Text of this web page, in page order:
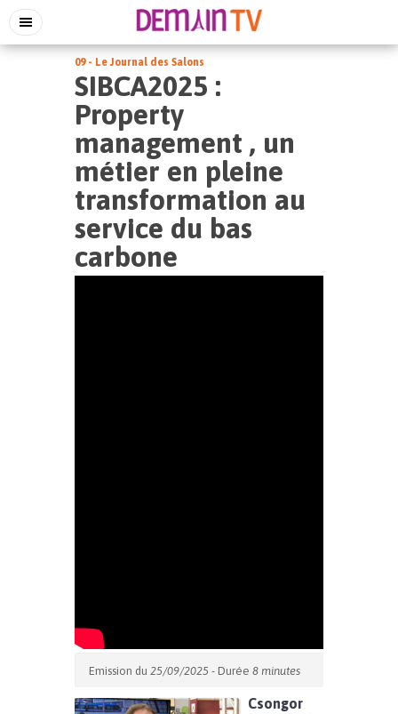
09 - Le Journal des Salons
SIBCA2025 :
Property
management , un
métier en pleine
transformation au
service du bas
carbone
Emission du 25/09/2025 - Durée 8 minutes
Csongor